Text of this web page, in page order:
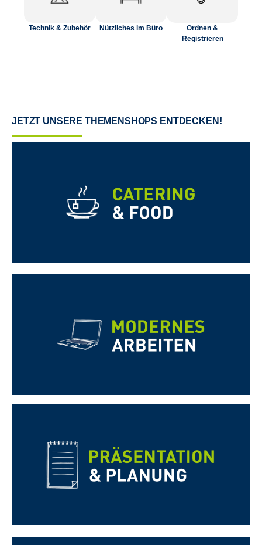
Technik & Zubehör Nützliches im Büro
Ordnen &
Registrieren
JETZT UNSERE THEMENSHOPS ENTDECKEN!